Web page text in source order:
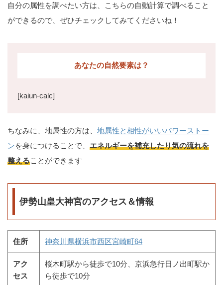
自分の属性を調べたい方は、こちらの自動計算で調べること
ができるので、ぜひチェックしてみてくださいね！
あなたの自然要素は？
[kaiun-calc]
ちなみに、地属性の方は、 地属性と相性がいいパワーストー
ンを身につけることで、 エネルギーを補充したり気の流れを
整えることができます
伊勢山皇大神宮のアクセス＆情報
住所 神奈川県横浜市西区宮崎町64
アク
セス
桜木町駅から徒歩で10分、京浜急行日ノ出町駅か
ら徒歩で10分